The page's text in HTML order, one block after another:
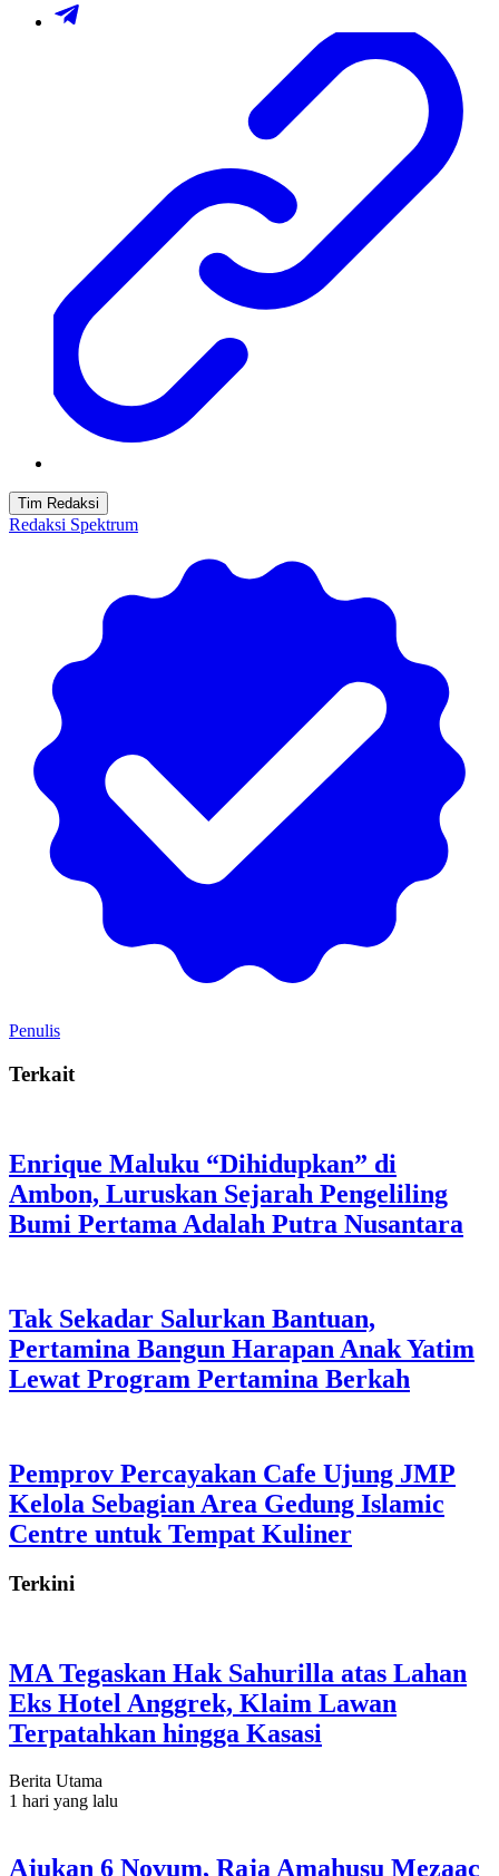
Tim Redaksi
Redaksi Spektrum
Penulis
Terkait
Enrique Maluku “Dihidupkan” di
Ambon, Luruskan Sejarah Pengeliling
Bumi Pertama Adalah Putra Nusantara
Tak Sekadar Salurkan Bantuan,
Pertamina Bangun Harapan Anak Yatim
Lewat Program Pertamina Berkah
Pemprov Percayakan Cafe Ujung JMP
Kelola Sebagian Area Gedung Islamic
Centre untuk Tempat Kuliner
Terkini
MA Tegaskan Hak Sahurilla atas Lahan
Eks Hotel Anggrek, Klaim Lawan
Terpatahkan hingga Kasasi
Berita Utama
1 hari yang lalu
Ajukan 6 Novum, Raja Amahusu Mezaac